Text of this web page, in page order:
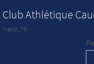
vers
le
Club Athlétique
Yvetot (76)